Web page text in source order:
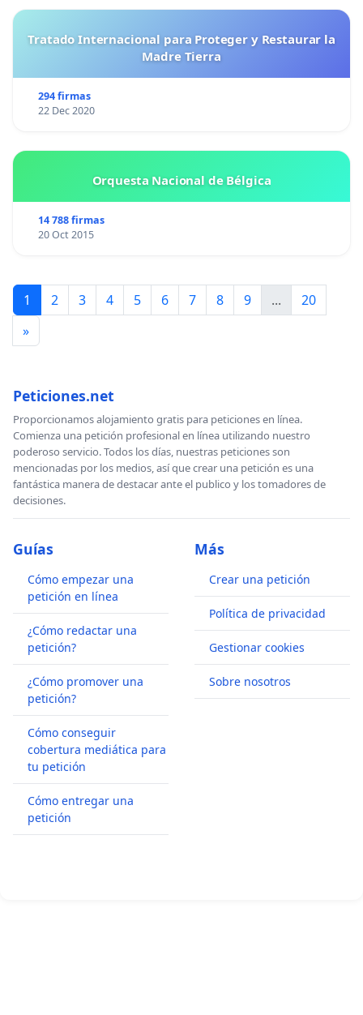
Tratado Internacional para Proteger y Restaurar la
Madre Tierra
294 firmas
22 Dec 2020
Orquesta Nacional de Bélgica
14 788 firmas
20 Oct 2015
1 2 3 4 5 6 7 8 9 ...
20
»
Peticiones.net
Proporcionamos alojamiento gratis para peticiones en línea.
Comienza una petición profesional en línea utilizando nuestro
poderoso servicio. Todos los días, nuestras peticiones son
mencionadas por los medios, así que crear una petición es una
fantástica manera de destacar ante el publico y los tomadores de
decisiones.
Guías
Cómo empezar una
petición en línea
¿Cómo redactar una
petición?
¿Cómo promover una
petición?
Cómo conseguir
cobertura mediática para
tu petición
Cómo entregar una
petición
Más
Crear una petición
Política de privacidad
Gestionar cookies
Sobre nosotros